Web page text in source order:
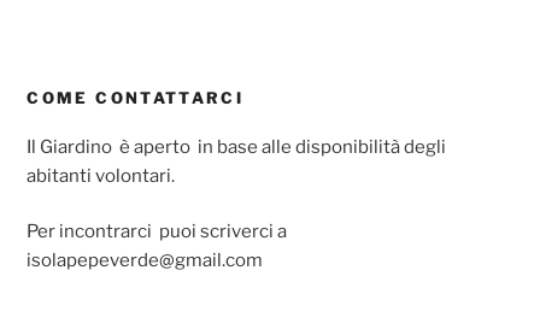
COME CONTATTARCI
Il Giardino è aperto in base alle disponibilità degli
abitanti volontari.
Per incontrarci puoi scriverci a
isolapepeverde@gmail.com